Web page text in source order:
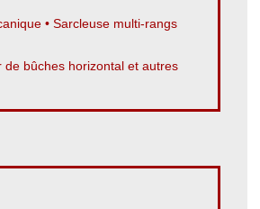
• Sarcleuse multi-rangs
de bûches horizontal et autres